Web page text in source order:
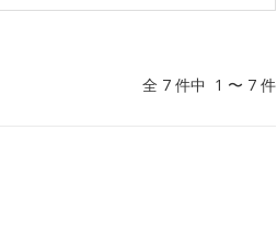
全 7 件中 1 〜 7 件